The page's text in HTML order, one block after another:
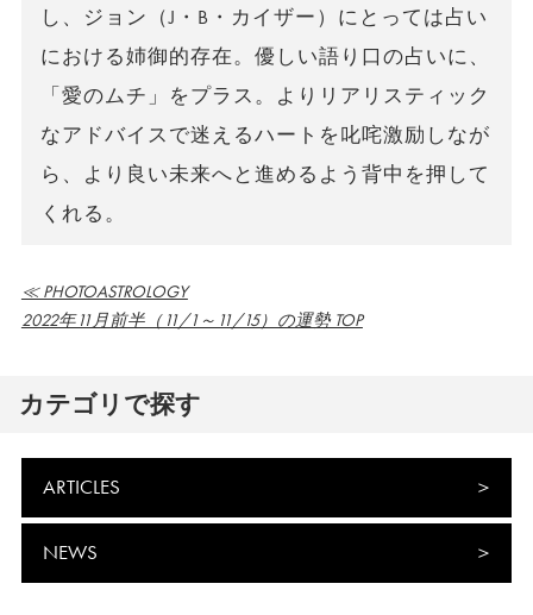
し、ジョン（J・B・カイザー）にとっては占い
における姉御的存在。優しい語り口の占いに、
「愛のムチ」をプラス。よりリアリスティック
なアドバイスで迷えるハートを叱咤激励しなが
ら、より良い未来へと進めるよう背中を押して
くれる。
≪ PHOTOASTROLOGY
2022年11月前半（11/1～11/15）の運勢 TOP
カテゴリで探す
ARTICLES
NEWS